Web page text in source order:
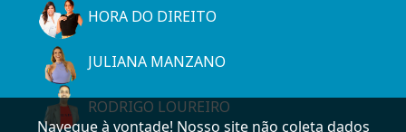
HORA DO DIREITO
JULIANA MANZANO
RODRIGO LOUREIRO
Navegue à vontade! Nosso site não coleta dados